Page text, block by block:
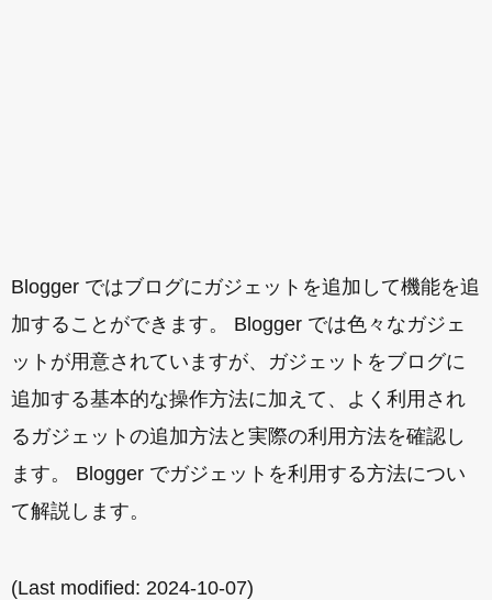
Blogger ではブログにガジェットを追加して機能を追
加することができます。 Blogger では色々なガジェ
ットが用意されていますが、ガジェットをブログに
追加する基本的な操作方法に加えて、よく利用され
るガジェットの追加方法と実際の利用方法を確認し
ます。 Blogger でガジェットを利用する方法につい
て解説します。
(Last modified: 2024-10-07)